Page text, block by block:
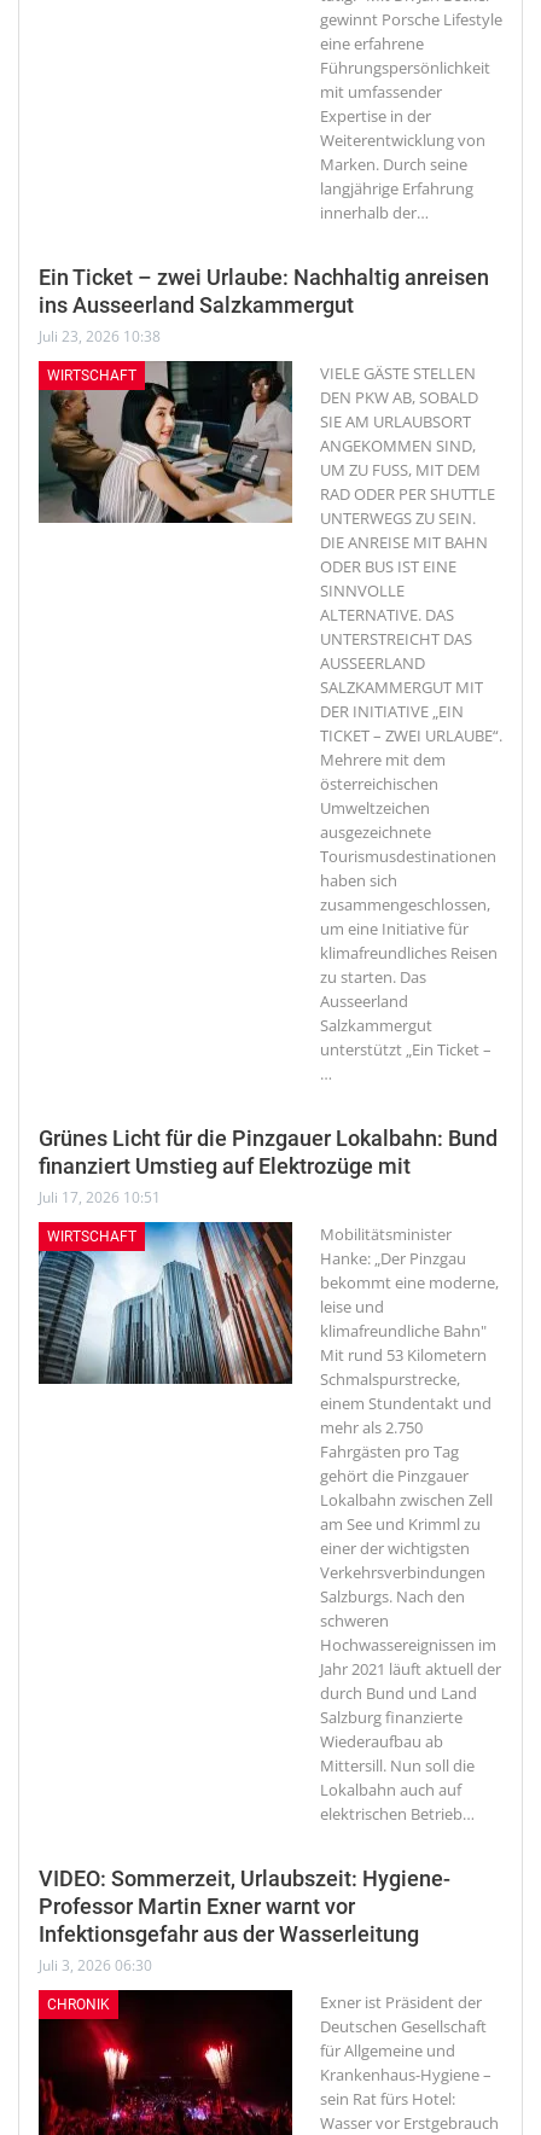
gewinnt Porsche Lifestyle
eine erfahrene
Führungspersönlichkeit
mit umfassender
Expertise in der
Weiterentwicklung von
Marken. Durch seine
langjährige Erfahrung
innerhalb der…
Ein Ticket – zwei Urlaube: Nachhaltig anreisen
ins Ausseerland Salzkammergut
Juli 23, 2026 10:38
WIRTSCHAFT
VIELE GÄSTE STELLEN
DEN PKW AB, SOBALD
SIE AM URLAUBSORT
ANGEKOMMEN SIND,
UM ZU FUSS, MIT DEM
RAD ODER PER SHUTTLE
UNTERWEGS ZU SEIN.
DIE ANREISE MIT BAHN
ODER BUS IST EINE
SINNVOLLE
ALTERNATIVE. DAS
UNTERSTREICHT DAS
AUSSEERLAND
SALZKAMMERGUT MIT
DER INITIATIVE „EIN
TICKET – ZWEI URLAUBE“.
Mehrere mit dem
österreichischen
Umweltzeichen
ausgezeichnete
Tourismusdestinationen
haben sich
zusammengeschlossen,
um eine Initiative für
klimafreundliches Reisen
zu starten. Das
Ausseerland
Salzkammergut
unterstützt „Ein Ticket –
…
Grünes Licht für die Pinzgauer Lokalbahn: Bund
finanziert Umstieg auf Elektrozüge mit
Juli 17, 2026 10:51
WIRTSCHAFT
Mobilitätsminister
Hanke: „Der Pinzgau
bekommt eine moderne,
leise und
klimafreundliche Bahn"
Mit rund 53 Kilometern
Schmalspurstrecke,
einem Stundentakt und
mehr als 2.750
Fahrgästen pro Tag
gehört die Pinzgauer
Lokalbahn zwischen Zell
am See und Krimml zu
einer der wichtigsten
Verkehrsverbindungen
Salzburgs. Nach den
schweren
Hochwassereignissen im
Jahr 2021 läuft aktuell der
durch Bund und Land
Salzburg finanzierte
Wiederaufbau ab
Mittersill. Nun soll die
Lokalbahn auch auf
elektrischen Betrieb…
VIDEO: Sommerzeit, Urlaubszeit: Hygiene-
Professor Martin Exner warnt vor
Infektionsgefahr aus der Wasserleitung
Juli 3, 2026 06:30
CHRONIK
Exner ist Präsident der
Deutschen Gesellschaft
für Allgemeine und
Krankenhaus-Hygiene –
sein Rat fürs Hotel:
Wasser vor Erstgebrauch